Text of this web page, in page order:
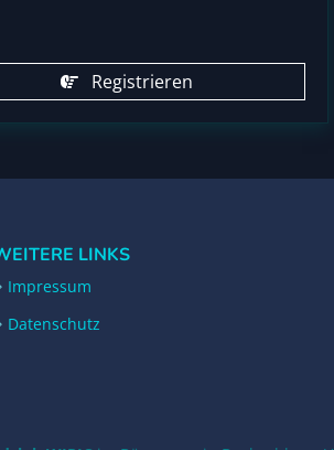
Registrieren
LINKS
Impressum
Datenschutz